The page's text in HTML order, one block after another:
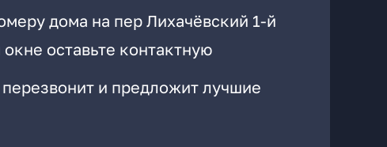
дома на пер Лихачёвский 1-й
оставьте контактную
и предложит лучшие